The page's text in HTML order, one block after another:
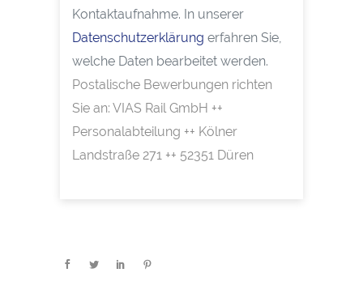
Kontaktaufnahme. In unserer
Datenschutzerklärung erfahren Sie,
welche Daten bearbeitet werden.
Postalische Bewerbungen richten
Sie an: VIAS Rail GmbH ++
Personalabteilung ++ Kölner
Landstraße 271 ++ 52351 Düren